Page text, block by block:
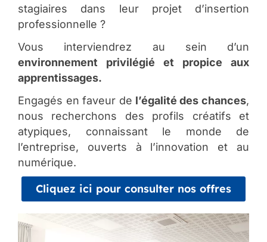
stagiaires dans leur projet d’insertion
professionnelle ?
Vous interviendrez au sein d’un
environnement privilégié et propice aux
apprentissages.
Engagés en faveur de l’égalité des chances,
nous recherchons des profils créatifs et
atypiques, connaissant le monde de
l’entreprise, ouverts à l’innovation et au
numérique.
Cliquez ici pour consulter nos offres